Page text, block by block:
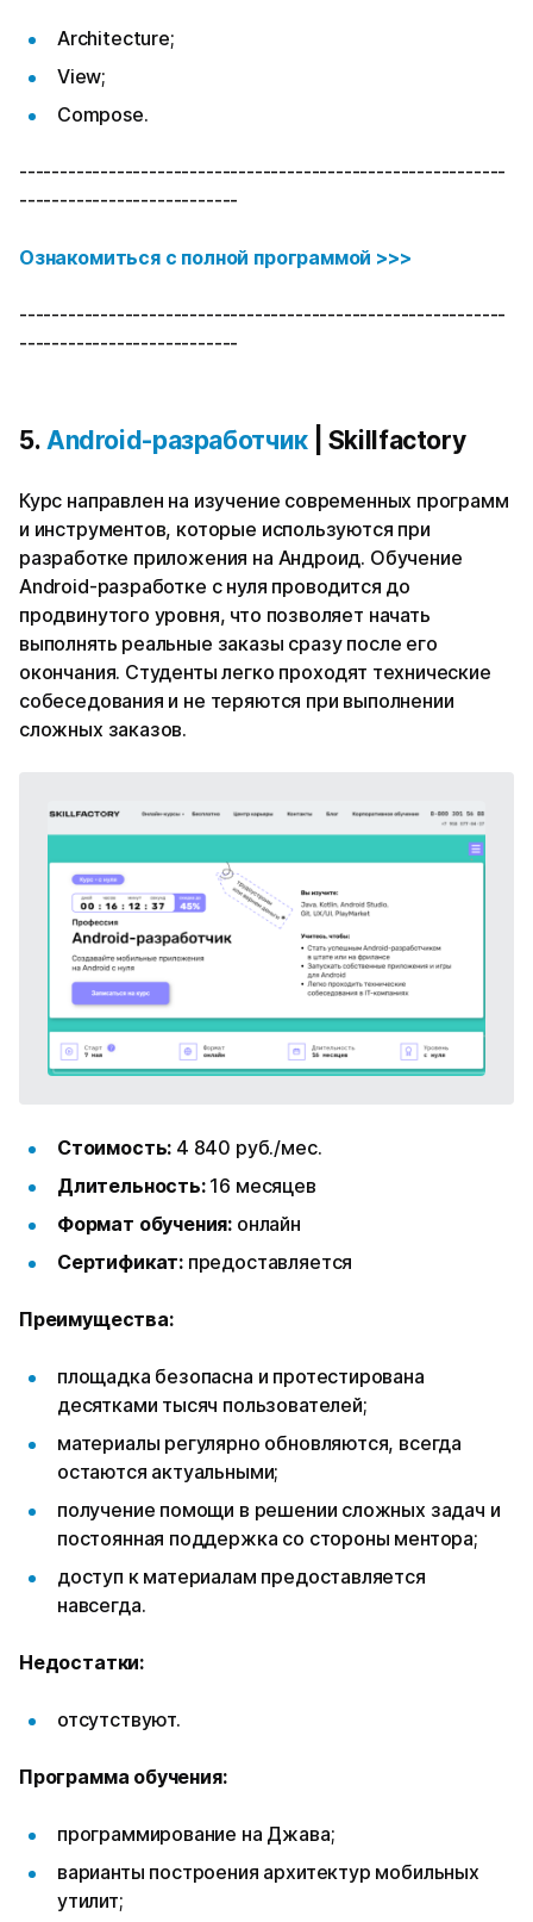
Architecture;
View;
Compose.
------------------------------------------------------------
---------------------------
Ознакомиться с полной программой >>>
------------------------------------------------------------
---------------------------
5. Android-разработчик| Skillfactory
Курс направлен на изучение современных программ
и инструментов, которые используются при
разработке приложения на Андроид. Обучение
Android-разработке с нуля проводится до
продвинутого уровня, что позволяет начать
выполнять реальные заказы сразу после его
окончания. Студенты легко проходят технические
собеседования и не теряются при выполнении
сложных заказов.
Стоимость: 4 840 руб./мес.
Длительность:16 месяцев
Формат обучения: онлайн
Сертификат: предоставляется
Преимущества:
площадка безопасна и протестирована
десятками тысяч пользователей;
материалы регулярно обновляются, всегда
остаются актуальными;
получение помощи в решении сложных задач и
постоянная поддержка со стороны ментора;
доступ к материалам предоставляется
навсегда.
Недостатки:
отсутствуют.
Программа обучения:
программирование на Джава;
варианты построения архитектур мобильных
утилит;